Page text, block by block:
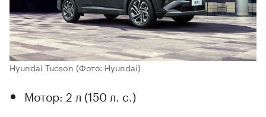
Hyundai Tucson (Фото: Hyundai)
Мотор: 2 л (150 л. с.)